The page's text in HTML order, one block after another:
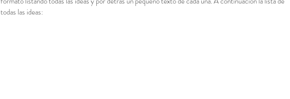
todas las ideas: